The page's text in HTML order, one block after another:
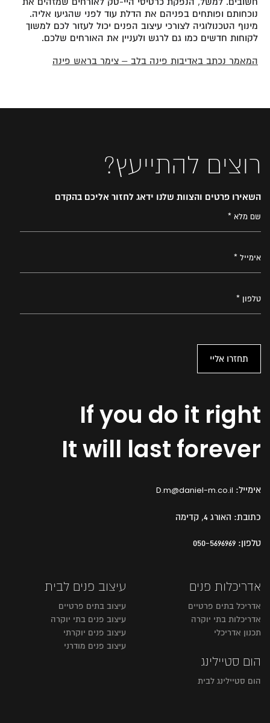
נוכחותם ופותחים בפניהם את הדלת עוד לפני שהגיעו אליה.
מינוף הטכנולוגיה לצורכי עיצוב הפנים יכול לעזור לכם למשוך
לקוחות חדשים כמו גם לרגש ולעניין את האורחים שלכם.
המאמר נכתב באדיבות פינה בלב – צימר בראש פינה
If you do it right
It will last forever
אימייל: D.m@daniel-m.co.il
כתובת: האורג 4, קדימה
טלפון: 050-5696969
רוצים להתייעץ?
השאירו פרטים והצוות שלנו ידאג לחזור אליכם בהקדם
אדריכלות פנים
אדריכל בתים פרטיים
אדריכלות בתי יוקרה
תכנון אדריכלי
עיצוב פנים לבית
עיצוב בתים פרטיים
עיצוב פנים בתי יוקרה
עיצוב פנים יוקרתי
עיצוב פנים מודרני
הום סטיילינג
הום סטיילינג לבית